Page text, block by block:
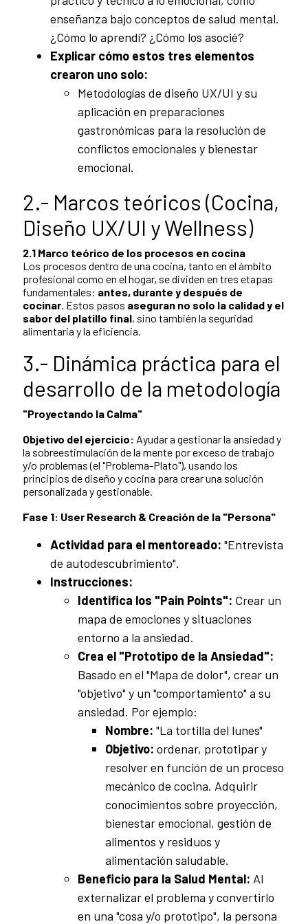
enseñanza bajo conceptos de salud mental.
¿Cómo lo aprendí? ¿Cómo los asocié?
Explicar cómo estos tres elementos
crearon uno solo:
Metodologías de diseño UX/UI y su
aplicación en preparaciones
gastronómicas para la resolución de
conflictos emocionales y bienestar
emocional.
2.- Marcos teóricos (Cocina,
Diseño UX/UI y Wellness)
2.1 Marco teórico de los procesos en cocina
Los procesos dentro de una cocina, tanto en el ámbito
profesional como en el hogar, se dividen en tres etapas
fundamentales: antes, durante y después de
cocinar . Estos pasos aseguran no solo la calidad y el
sabor del platillo final, sino también la seguridad
alimentaria y la eficiencia.
3.- Dinámica práctica para el
desarrollo de la metodología
"Proyectando la Calma"
Objetivo del ejercicio: Ayudar a gestionar la ansiedad y
la sobreestimulación de la mente por exceso de trabajo
y/o problemas (el "Problema-Plato"), usando los
principios de diseño y cocina para crear una solución
personalizada y gestionable.
Fase 1: User Research & Creación de la "Persona"
Actividad para el mentoreado: "Entrevista
de autodescubrimiento".
Instrucciones:
Identifica los "Pain Points": Crear un
mapa de emociones y situaciones
entorno a la ansiedad.
Crea el "Prototipo de la Ansiedad":
Basado en el "Mapa de dolor", crear un
"objetivo" y un "comportamiento" a su
ansiedad. Por ejemplo:
Nombre: "La tortilla del lunes"
Objetivo: ordenar, prototipar y
resolver en función de un proceso
mecánico de cocina. Adquirir
conocimientos sobre proyección,
bienestar emocional, gestión de
alimentos y residuos y
alimentación saludable.
Beneficio para la Salud Mental: Al
externalizar el problema y convertirlo
en una "cosa y/o prototipo", la persona